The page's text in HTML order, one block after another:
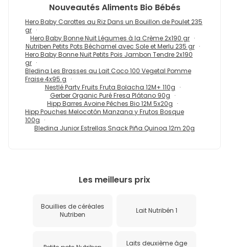
NouveautésAliments Bio Bébés
Hero Baby Carottes au Riz Dans un Bouillon de Poulet 235
gr
Hero Baby Bonne Nuit Légumes à la Crème 2x190 gr
Nutriben Petits Pots Béchamel avec Sole et Merlu 235 gr
Hero Baby Bonne Nuit Petits Pois Jambon Tendre 2x190
gr
Bledina Les Brasses au Lait Coco 100 Vegetal Pomme
Fraise 4x95 g
Nestlé Party Fruits Fruta Bolacha 12M+ 110g
Gerber Organic Puré Fresa Plátano 90g
Hipp Barres Avoine Pêches Bio 12M 5x20g
Hipp Pouches Melocotón Manzana y Frutos Bosque
100g
Bledina Junior Estrellas Snack Piña Quinoa 12m 20g
Les meilleurs prix
Bouillies de céréales
Nutriben
Lait Nutribén 1
Laits deuxième âge